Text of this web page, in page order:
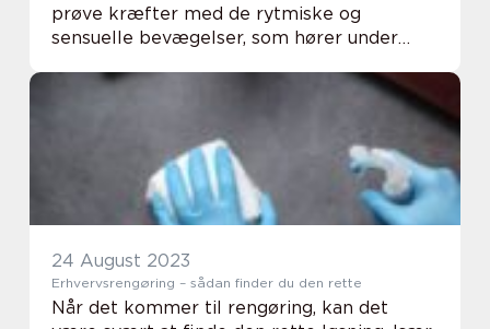
prøve kræfter med de rytmiske og
sensuelle bevægelser, som hører under
af København, hvo...
24 August 2023
Erhvervsrengøring – sådan finder du den rette
Når det kommer til rengøring, kan det